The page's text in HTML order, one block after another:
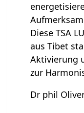
Diese TSA
aus Tibet
Aktivierung
zur
Dr phil